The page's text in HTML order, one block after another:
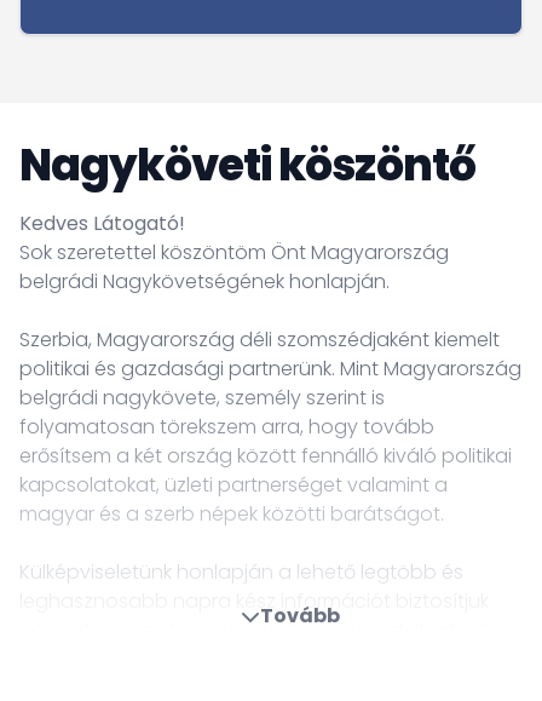
Nagyköveti köszöntő
Kedves Látogató!
Sok szeretettel köszöntöm Önt Magyarország
belgrádi Nagykövetségének honlapján.
Szerbia, Magyarország déli szomszédjaként kiemelt
politikai és gazdasági partnerünk. Mint Magyarország
belgrádi nagykövete, személy szerint is
folyamatosan törekszem arra, hogy tovább
erősítsem a két ország között fennálló kiváló politikai
kapcsolatokat, üzleti partnerséget valamint a
magyar és a szerb népek közötti barátságot.
Külképviseletünk honlapján a lehető legtöbb és
leghasznosabb napra kész információt biztosítjuk
látogatóinknak. Ennek keretében tájékoztatást adunk
Tovább